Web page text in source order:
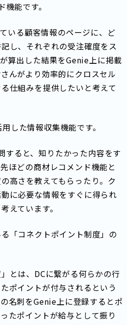
機能です。
いる顧客情報のページに、ど
し、それぞれの受注確度をス
算出した結果をGenie上に掲載
んがより効率的にクロスセル
仕組みを提供したいと考えて
した情報収集機能です。
すると、知りたかった内容をす
ほどの商材レコメンド機能と
高さを教えてもらったり。ク
に必要な情報をすぐに得られ
えています。
「コネクトポイント制度」の
とは、DCに繋がる何らかの行
ポイントが付与されるという
名刺をGenie上に登録するとポ
たポイントが給与として振り